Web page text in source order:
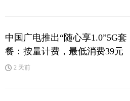
中国广电推出“随心享1.0”5G套
餐：按量计费，最低消费39元
2 天前